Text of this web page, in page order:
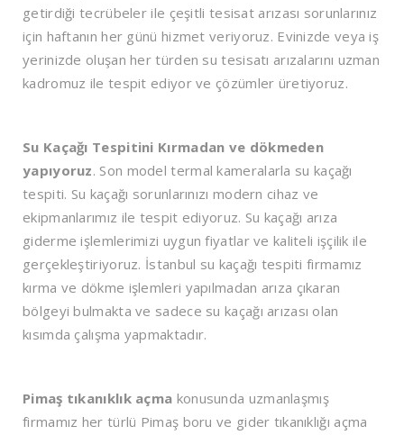
getirdiği tecrübeler ile çeşitli tesisat arızası sorunlarınız
için haftanın her günü hizmet veriyoruz. Evinizde veya iş
yerinizde oluşan her türden su tesisatı arızalarını uzman
kadromuz ile tespit ediyor ve çözümler üretiyoruz.
Su Kaçağı Tespitini Kırmadan ve dökmeden
yapıyoruz. Son model termal kameralarla su kaçağı
tespiti. Su kaçağı sorunlarınızı modern cihaz ve
ekipmanlarımız ile tespit ediyoruz. Su kaçağı arıza
giderme işlemlerimizi uygun fiyatlar ve kaliteli işçilik ile
gerçekleştiriyoruz. İstanbul su kaçağı tespiti firmamız
kırma ve dökme işlemleri yapılmadan arıza çıkaran
bölgeyi bulmakta ve sadece su kaçağı arızası olan
kısımda çalışma yapmaktadır.
Pimaş tıkanıklık açma konusunda uzmanlaşmış
firmamız her türlü Pimaş boru ve gider tıkanıklığı açma